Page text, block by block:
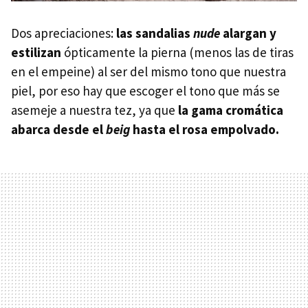
Dos apreciaciones: las sandalias nude alargan y
estilizan ópticamente la pierna (menos las de tiras
en el empeine) al ser del mismo tono que nuestra
piel, por eso hay que escoger el tono que más se
asemeje a nuestra tez, ya que la gama cromática
abarca desde elbeig hasta el rosa empolvado.